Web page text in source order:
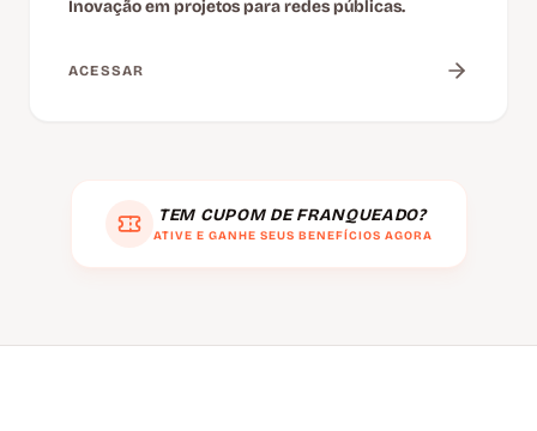
Inovação em projetos para redes públicas.
ACESSAR
TEM CUPOM DE FRANQUEADO?
ATIVE E GANHE SEUS BENEFÍCIOS AGORA